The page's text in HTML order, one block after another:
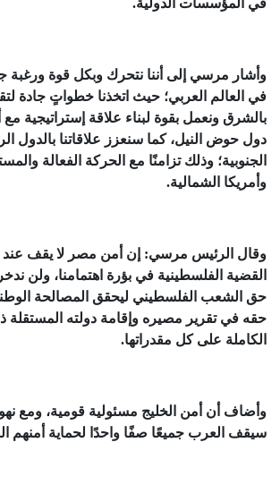
في المؤسسات الدولية.
وأشار مرسي إلى أننا نتحرك وبكل قوة ورغبة
في العالم العربي؛ حيث اتخذنا خطواتٍ جادة
بالشرق ونعمل بقوة لبناء علاقة إستراتيجية مع
دول حوض النيل، كما سنعزز علاقاتنا بالدول
الجنوبية؛ وذلك تزامنًا مع الحركة الفعالة
وأمريكا الشمالية.
وقال الرئيس مرسي: إن أمن مصر لا يقف عند
القضية الفلسطينية في بؤرة اهتمامنا، ولن
حق الشعب الفلسطيني ليحقق المصالحة
حقه في تقرير مصيره وإقامة دولته المستقلة
الكاملة على كل مقدراتها.
وأضاف أن أمن الخليج مسئولية قومية، ومع
سيقف العرب جميعًا صفًا واحدًا لحماية أمنهم